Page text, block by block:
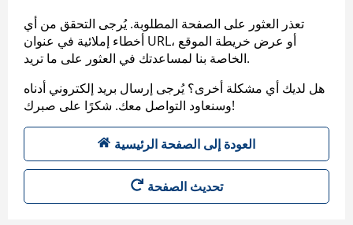
تعذر العثور على الصفحة المطلوبة. يُرجى التحقق من أي
أخطاء إملائية في عنوان URL، أو عرض خريطة الموقع
الخاصة بنا لمساعدتك في العثور على ما تريد.
هل لديك أي مشكلة أخرى؟ يُرجى إرسال بريد إلكتروني أدناه
وسنعاود التواصل معك. شكرًا على صبرك!
العودة إلى الصفحة الرئيسية
تحديث الصفحة